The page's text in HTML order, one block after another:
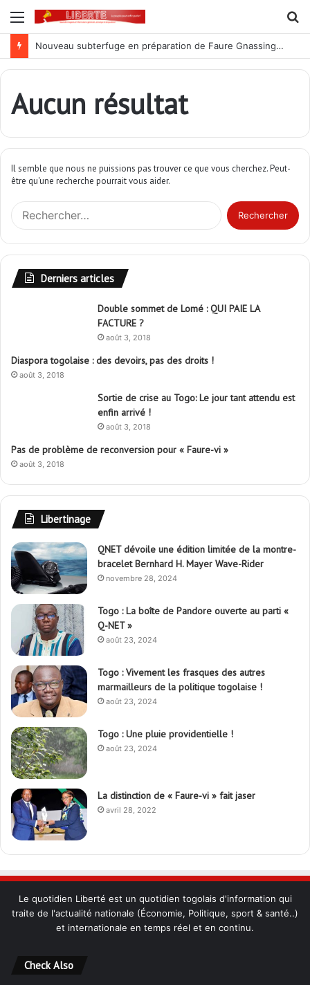
Menu
Nouveau subterfuge en préparation de Faure Gnassingbé pour ne jamais partir ; les Togolais disent non et sont vent debout
Aucun résultat
Il semble que nous ne puissions pas trouver ce que vous cherchez. Peut-
être qu'une recherche pourrait vous aider.
h
Derniers articles
Double sommet de Lomé : QUI PAIE LA
FACTURE ?
août 3, 2018
Diaspora togolaise : des devoirs, pas des droits !
août 3, 2018
Sortie de crise au Togo: Le jour tant attendu est
enfin arrivé !
août 3, 2018
Pas de problème de reconversion pour « Faure-vi »
août 3, 2018
Libertinage
QNET dévoile une édition limitée de la montre-
bracelet Bernhard H. Mayer Wave-Rider
novembre 28, 2024
Togo : La boîte de Pandore ouverte au parti «
Q-NET »
août 23, 2024
Togo : Vivement les frasques des autres
marmailleurs de la politique togolaise !
août 23, 2024
Togo : Une pluie providentielle !
août 23, 2024
La distinction de « Faure-vi » fait jaser
avril 28, 2022
Le quotidien Liberté est un quotidien togolais d'information qui
traite de l'actualité nationale (Économie, Politique, sport & santé..)
et internationale en temps réel et en continu.
Check Also